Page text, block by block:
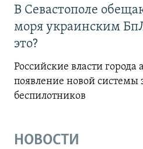
В Севастополе
моря украинским
это?
Российские власти города
появление новой системы
беспилотников
НОВОСТИ